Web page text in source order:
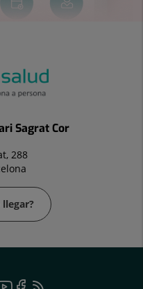
Sagrat Cor
288
llegar?
Facebook
Este Feed
Este